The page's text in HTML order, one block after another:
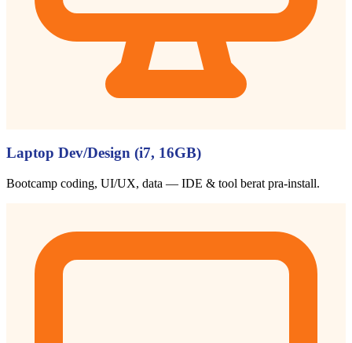
Laptop Dev/Design (i7, 16GB)
Bootcamp coding, UI/UX, data — IDE & tool berat pra-install.